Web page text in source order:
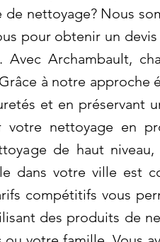
nettoyage? Nous
pour obtenir un
Archambault,
à notre approche
et en préservant
nettoyage en
de haut niveau,
dans votre ville est
compétitifs vous
des produits de